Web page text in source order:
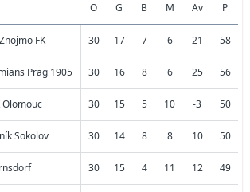
O G B M Av P
FK 30 17 7 6 21 58
Prag 1905 30 16 8 6 25 56
Olomouc 30 15 5 10 -3 50
Sokolov 30 14 8 8 10 50
30 15 4 11 12 49